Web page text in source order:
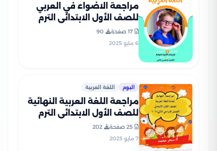
مراجعة الاضواء في العربي
للصف الأول الابتدائي الترم
الثاني PDF بالاجابات
17 صفحة
90
6 مايو 2025
اليوم اللغة العربية
مراجعة اللغة العربية النهائية
للصف الأول الابتدائي الترم
الثاني بصيغة PDF
25 صفحة
202
7 مايو 2025